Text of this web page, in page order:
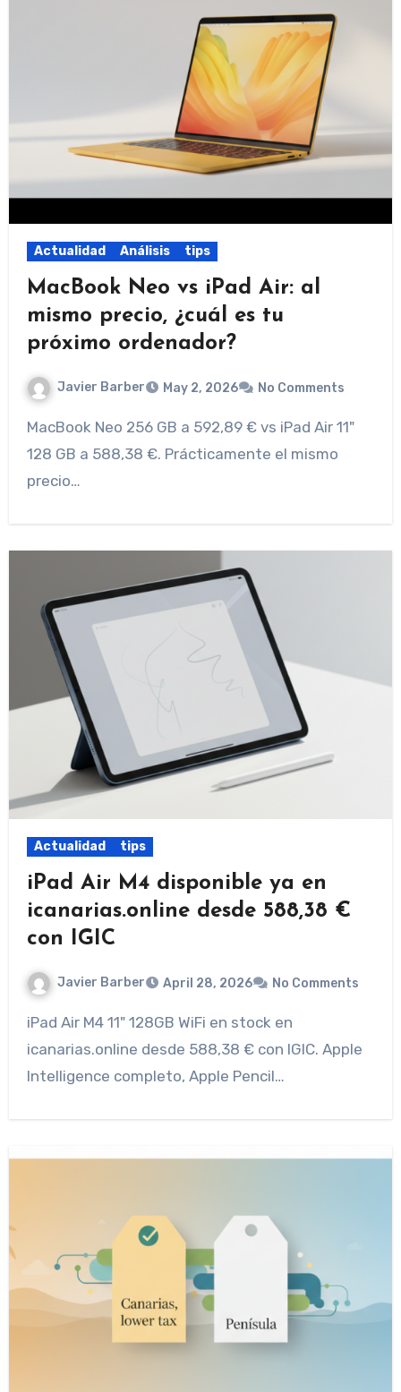
Actualidad Análisis tips
MacBook Neo vs iPad Air: al
mismo precio, ¿cuál es tu
próximo ordenador?
Javier Barber May 2, 2026 No Comments
MacBook Neo 256 GB a 592,89 € vs iPad Air 11"
128 GB a 588,38 €. Prácticamente el mismo
precio…
Actualidad tips
iPad Air M4 disponible ya en
icanarias.online desde 588,38 €
con IGIC
Javier Barber April 28, 2026 No Comments
iPad Air M4 11" 128GB WiFi en stock en
icanarias.online desde 588,38 € con IGIC. Apple
Intelligence completo, Apple Pencil…